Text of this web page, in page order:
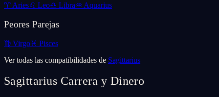
♈ Aries♌ Leo♎ Libra♒ Aquarius
Peores Parejas
♍ Virgo♓ Pisces
Ver todas las compatibilidades de Sagittarius
Sagittarius Carrera y Dinero